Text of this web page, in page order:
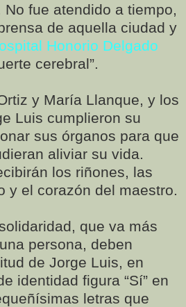
fue atendido a tiempo,
de aquella ciudad y
Honorio Delgado
cerebral”.
y María Llanque, y los
Luis cumplieron su
sus órganos para que
aliviar su vida.
los riñones, las
y el corazón del maestro.
que va más
persona, deben
de Jorge Luis, en
identidad figura “Sí” en
letras que